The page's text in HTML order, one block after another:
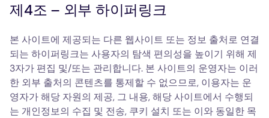
제4조 – 외부 하이퍼링크
본 사이트에 제공되는 다른 웹사이트 또는 정보 출처로 연결
되는 하이퍼링크는 사용자의 탐색 편의성을 높이기 위해 제
3자가 편집 및/또는 관리합니다. 본 사이트의 운영자는 이러
한 외부 출처의 콘텐츠를 통제할 수 없으므로, 이용자는 운
영자가 해당 자원의 제공, 그 내용, 해당 사이트에서 수행되
는 개인정보의 수집 및 전송, 쿠키 설치 또는 이와 동일한 목